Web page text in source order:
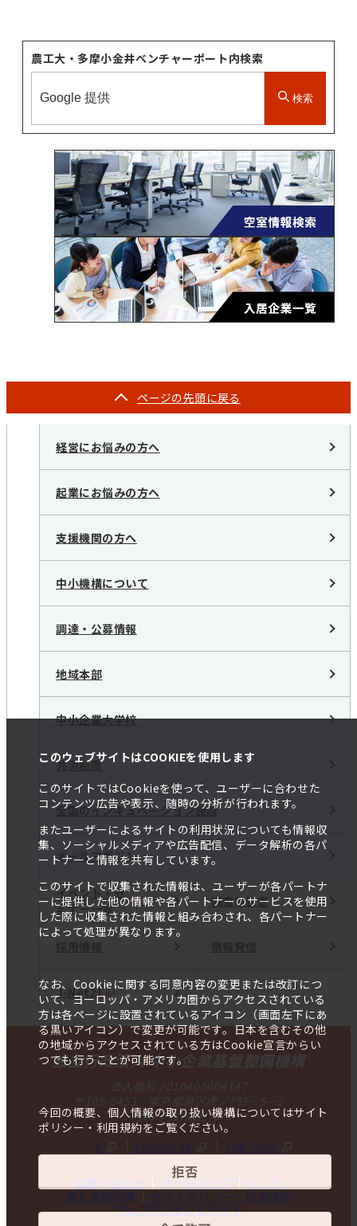
このウェブサイトはCOOKIEを使用します
このサイトではCookieを使って、ユーザーに合わせた
コンテンツ広告や表示、随時の分析が行われます。
またユーザーによるサイトの利用状況についても情報収
集、ソーシャルメディアや広告配信、データ解析の各パ
ートナーと情報を共有しています。
このサイトで収集された情報は、ユーザーが各パートナ
ーに提供した他の情報や各パートナーのサービスを使用
した際に収集された情報と組み合わされ、各パートナー
によって処理が異なります。
なお、Cookieに関する同意内容の変更または改訂につ
いて、ヨーロッパ・アメリカ圏からアクセスされている
方は各ページに設置されているアイコン（画面左下にあ
る黒いアイコン）で変更が可能です。日本を含むその他
の地域からアクセスされている方はCookie宣言からい
つでも行うことが可能です。
今回の概要、個人情報の取り扱い機構についてはサイト
ポリシー・利用規約をご覧ください。
拒否
農工大・多摩小金井ベンチャーポート内検索
検索
ページの先頭に戻る
経営にお悩みの方へ
起業にお悩みの方へ
支援機関の方へ
中小機構について
調達・公募情報
地域本部
中小企業大学校
共済制度
全国のインキュベーション施設
メールマガジン
イベント・セ
ミナー一覧
調査報告書
J-Net21
独立行政法人 中小企業基盤整備機構
法人番号 2010405004147
〒105-8453 東京都港区虎ノ門3－5－1
虎ノ門37森ビル
X
Facebook YouTube
お問い合わせ サイトマップ
リンク
個人情報保護
サイトポリシー・利用規約
ウェブアクセシビリティ